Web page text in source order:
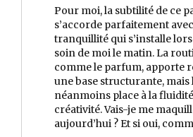
Pour moi, la subtilité de ce
s’accorde parfaitement
tranquillité qui s’installe
soin de moi le matin. La
comme le parfum, apporte
une base structurante, mais
néanmoins place à la fluidité
créativité. Vais-je me
aujourd’hui ? Et si oui,